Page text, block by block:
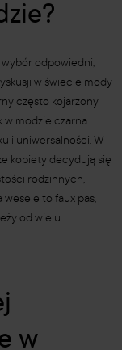
wybór odpowiedni,
w świecie mody
często kojarzony
w modzie czarna
i uniwersalności. W
kobiety decydują się
rodzinnych,
wesele to faux pas,
od wielu
w